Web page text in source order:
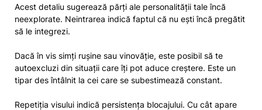
Acest detaliu sugerează părți ale personalității tale încă
neexplorate. Neintrarea indică faptul că nu ești încă pregătit
să le integrezi.
Dacă în vis simți rușine sau vinovăție, este posibil să te
autoexcluzi din situații care îți pot aduce creștere. Este un
tipar des întâlnit la cei care se subestimează constant.
Repetiția visului indică persistența blocajului. Cu cât apare